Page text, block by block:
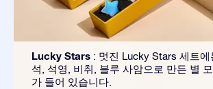
Lucky Stars : 멋진 Lucky Stars 세트에
석, 석영, 비취, 블루 사암으로 만든 별
가 들어 있습니다.